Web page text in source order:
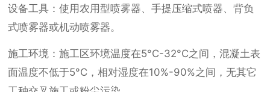
设备工具：使用农用型喷雾器、手提压缩式喷器、背负
式喷雾器或机动喷雾器。
施工环境：施工区环境温度在5°C-32°C之间，混凝土表
面温度不低于5°C，相对湿度在10%-90%之间，无其它